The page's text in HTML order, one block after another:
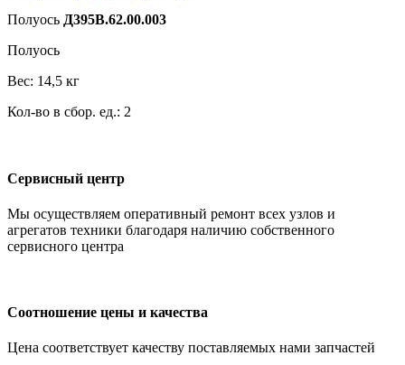
Полуось Д395В.62.00.003
Полуось
Вес: 14,5 кг
Кол-во в сбор. ед.: 2
Сервисный центр
Мы осуществляем оперативный ремонт всех узлов и
агрегатов техники благодаря наличию собственного
сервисного центра
Соотношение цены и качества
Цена соответствует качеству поставляемых нами запчастей